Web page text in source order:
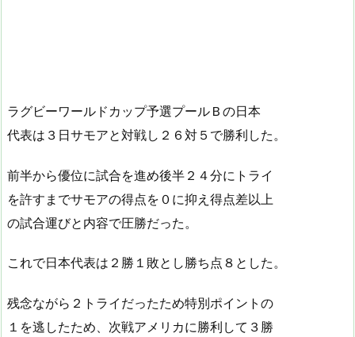
ラグビーワールドカップ予選プールＢの日本
代表は３日サモアと対戦し２６対５で勝利した。
前半から優位に試合を進め後半２４分にトライ
を許すまでサモアの得点を０に抑え得点差以上
の試合運びと内容で圧勝だった。
これで日本代表は２勝１敗とし勝ち点８とした。
残念ながら２トライだったため特別ポイントの
１を逃したため、次戦アメリカに勝利して３勝